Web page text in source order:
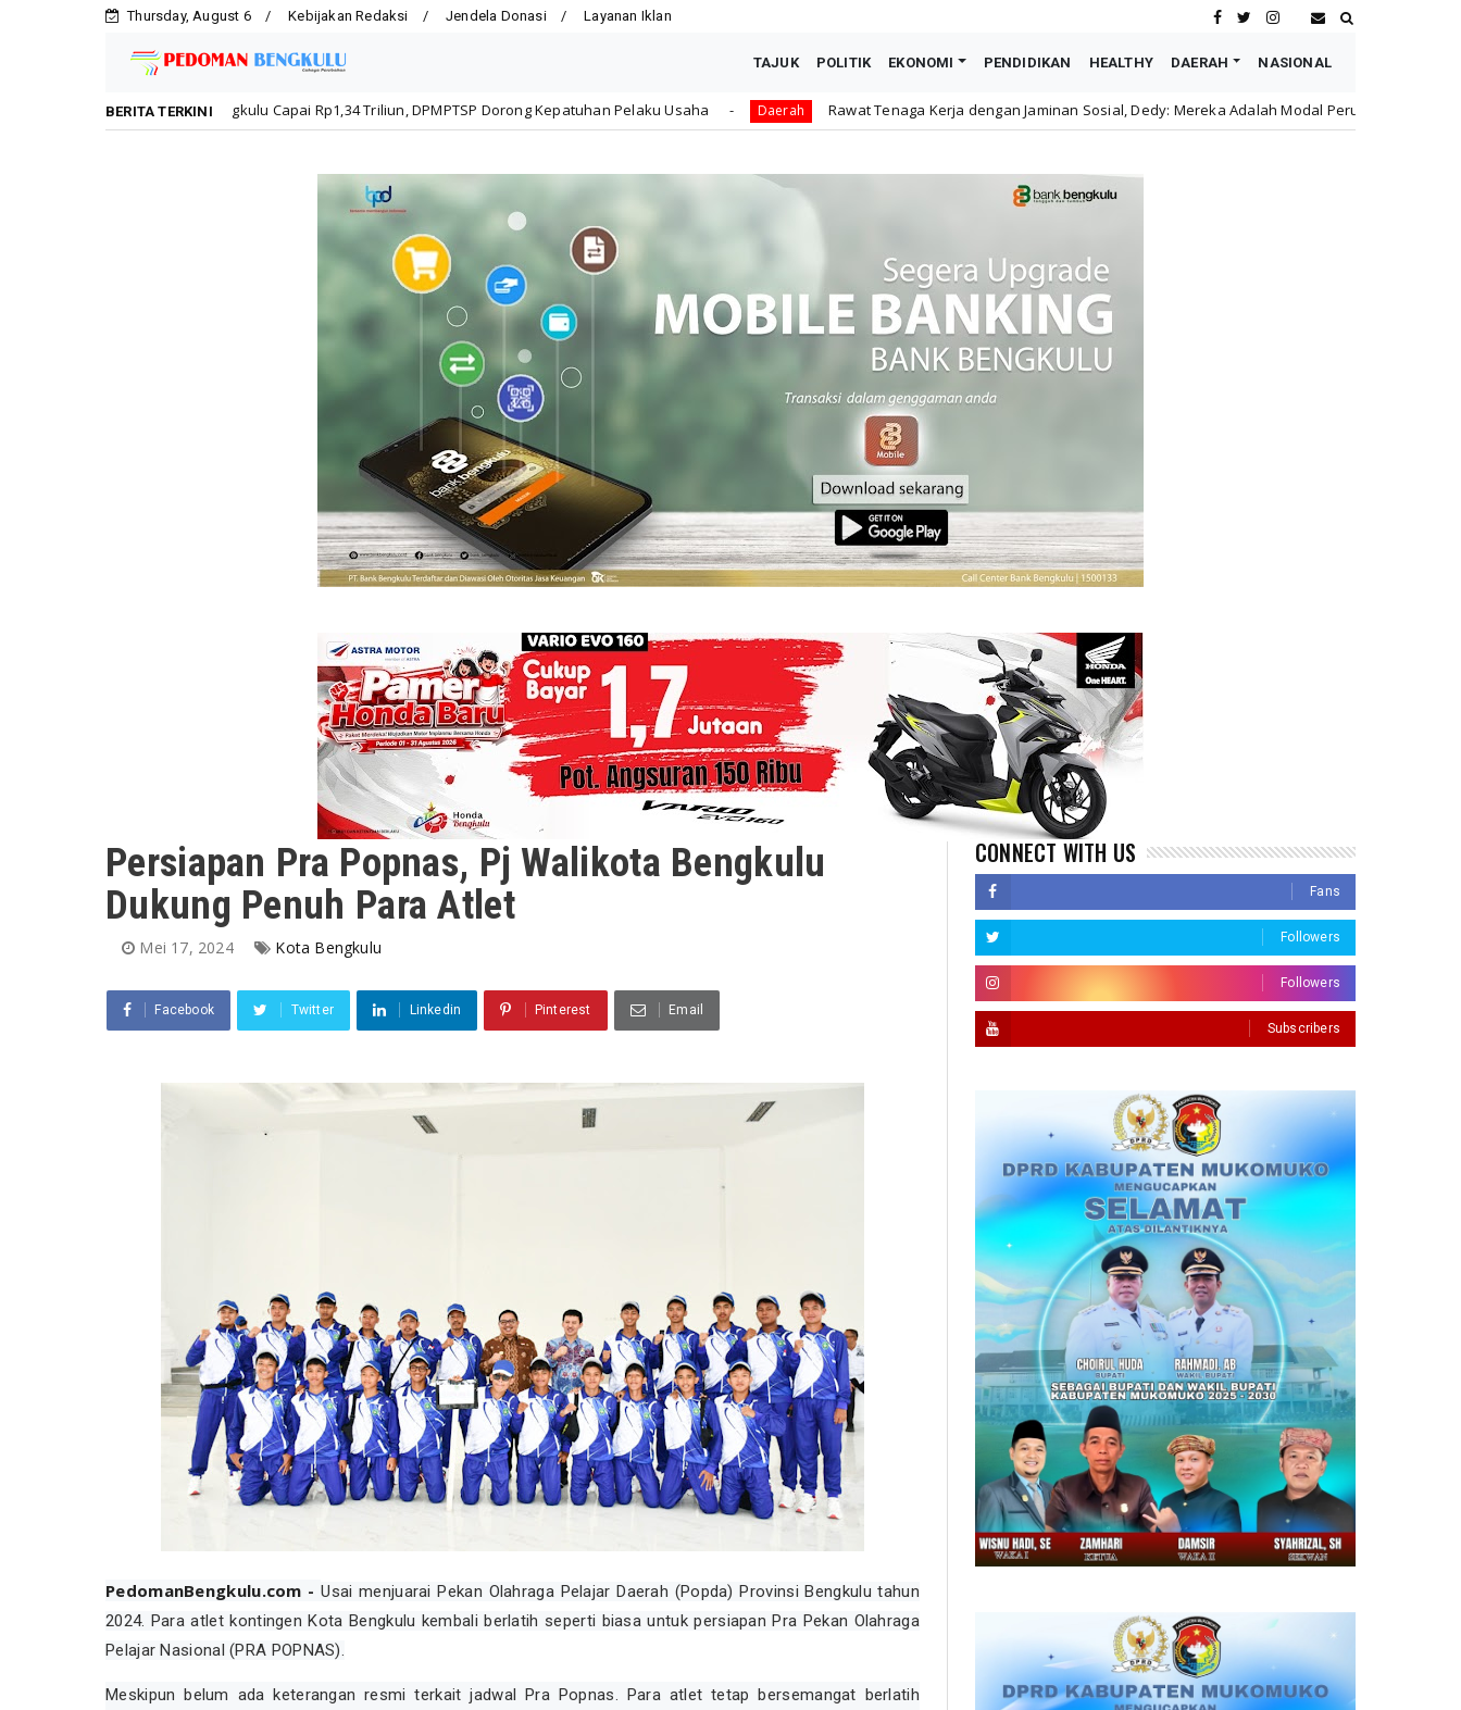
Thursday, August 6 Kebijakan Redaksi Jendela Donasi Layanan Iklan
TAJUK POLITIK EKONOMI PENDIDIKAN HEALTHY DAERAH NASIONAL
BERITA TERKINI
Bengkulu Capai Rp1,34 Triliun, DPMPTSP Dorong Kepatuhan Pelaku Usaha Daerah Rawat Tenaga Kerja dengan Jaminan Sosial, Dedy: Mereka Adalah Modal Perusahaan honda Astra Motor
Persiapan Pra Popnas, Pj Walikota Bengkulu
Dukung Penuh Para Atlet
Mei 17, 2024 Kota Bengkulu
Facebook Twitter Linkedin Pinterest Email
PedomanBengkulu.com - Usai menjuarai Pekan Olahraga Pelajar Daerah (Popda) Provinsi Bengkulu tahun
2024. Para atlet kontingen Kota Bengkulu kembali berlatih seperti biasa untuk persiapan Pra Pekan Olahraga
Pelajar Nasional (PRA POPNAS).
Meskipun belum ada keterangan resmi terkait jadwal Pra Popnas. Para atlet tetap bersemangat berlatih
CONNECT WITH US
Fans
Followers
Followers
Subscribers